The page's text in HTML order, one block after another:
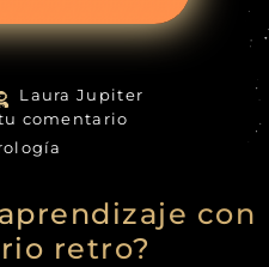
Laura Jupiter
comentario
con
retro?